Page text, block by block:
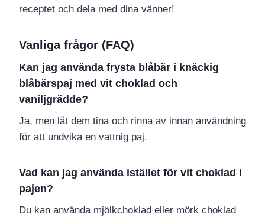
receptet och dela med dina vänner!
Vanliga frågor (FAQ)
Kan jag använda frysta blåbär i knäckig
blåbärspaj med vit choklad och
vaniljgrädde?
Ja, men låt dem tina och rinna av innan användning
för att undvika en vattnig paj.
Vad kan jag använda istället för vit choklad i
pajen?
Du kan använda mjölkchoklad eller mörk choklad